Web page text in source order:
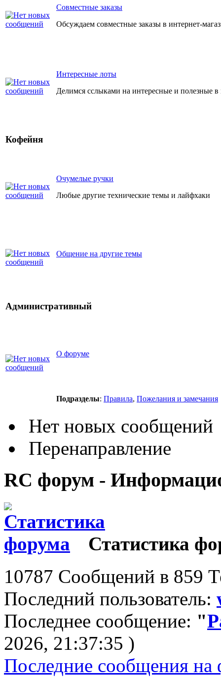
Совместные заказы
Обсуждаем совместные заказы в интернет-
Интересные лоты
Делимся сслыками на интересные и полезные
Кофейня
Очумелые ручки
Любые другие технические темы и лайфхаки
Общение на другие темы
Административный
О форуме
Подразделы: Правила, Пожелания и замечания
Нет новых сообщений
Перенаправление
RC форум -
Статистика
10787 Сообщений в 859
Последний пользователь:
Последнее сообщение: "
2026, 21:37:35 )
Последние сообщения на